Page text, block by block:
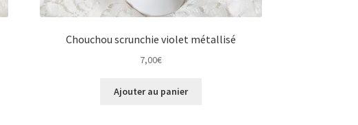
Chouchou scrunchie violet métallisé
7,00€
Ajouter au panier